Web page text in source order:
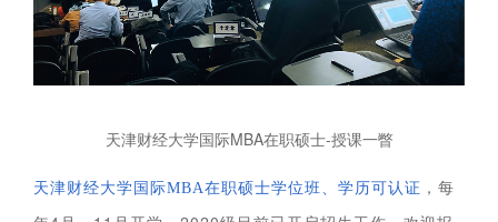
天津财经大学国际MBA在职硕士-授课一瞥
天津财经大学国际MBA在职硕士学位班、学历可认证 ，每